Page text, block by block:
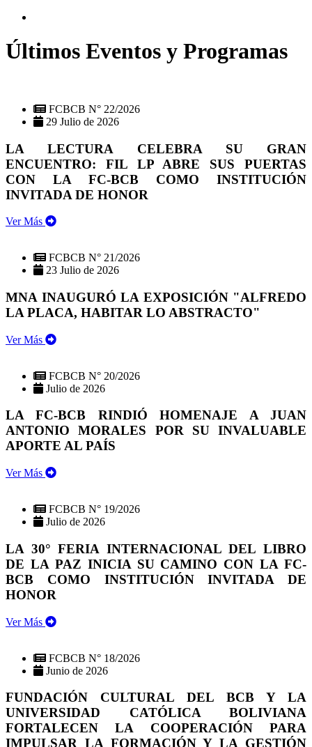
Últimos Eventos y Programas
FCBCB N° 22/2026
29 Julio de 2026
LA LECTURA CELEBRA SU GRAN
ENCUENTRO: FIL LP ABRE SUS PUERTAS
CON LA FC-BCB COMO INSTITUCIÓN
INVITADA DE HONOR
Ver Más
FCBCB N° 21/2026
23 Julio de 2026
MNA INAUGURÓ LA EXPOSICIÓN "ALFREDO
LA PLACA, HABITAR LO ABSTRACTO"
Ver Más
FCBCB N° 20/2026
Julio de 2026
LA FC-BCB RINDIÓ HOMENAJE A JUAN
ANTONIO MORALES POR SU INVALUABLE
APORTE AL PAÍS
Ver Más
FCBCB N° 19/2026
Julio de 2026
LA 30° FERIA INTERNACIONAL DEL LIBRO
DE LA PAZ INICIA SU CAMINO CON LA FC-
BCB COMO INSTITUCIÓN INVITADA DE
HONOR
Ver Más
FCBCB N° 18/2026
Junio de 2026
FUNDACIÓN CULTURAL DEL BCB Y LA
UNIVERSIDAD CATÓLICA BOLIVIANA
FORTALECEN LA COOPERACIÓN PARA
IMPULSAR LA FORMACIÓN Y LA GESTIÓN